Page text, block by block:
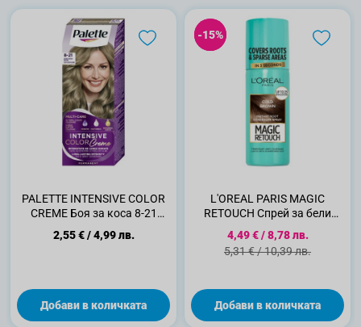
PALETTE INTENSIVE COLOR
CREME Боя за коса 8-21
Ashy Light Blond
2,55 €/4,99 лв.
Добави в количката
-15%
-15%
L'OREAL PARIS MAGIC
RETOUCH Спрей за бели
корени 7 COLD BROWN
Специална цена
4,49 €/8,78 лв.
Стандартна цена
5,31 €/10,39 лв.
Добави в количката